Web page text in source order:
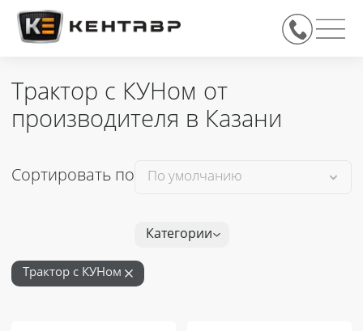
Трактор с КУНом от
производителя в Казани
Сортировать по
Категории
Трактор с КУНом